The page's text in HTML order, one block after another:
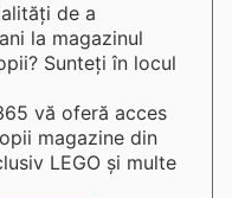
de a
la magazinul
Sunteți în locul
vă oferă acces
magazine din
LEGO și multe